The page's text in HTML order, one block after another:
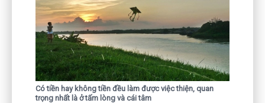
Có tiền hay không tiền đều làm được việc thiện, quan
trọng nhất là ở tấm lòng và cái tâm